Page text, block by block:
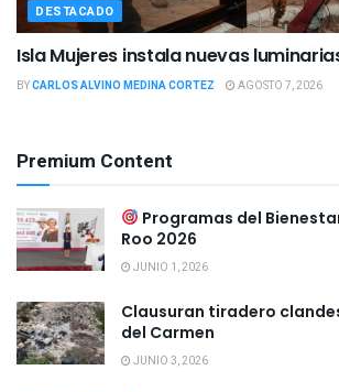
DESTACADO
Isla Mujeres instala nuevas
BYCARLOS ALVINO MEDINA CORTEZ AGOSTO 7, 2026
Premium Content
Programas del
Roo 2026
JUNIO 1, 2026
Clausuran tiradero
del Carmen
JUNIO 3, 2026